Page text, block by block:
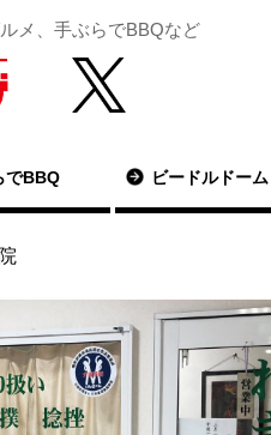
メ、手ぶらでBBQなど
でBBQ ビードルドーム